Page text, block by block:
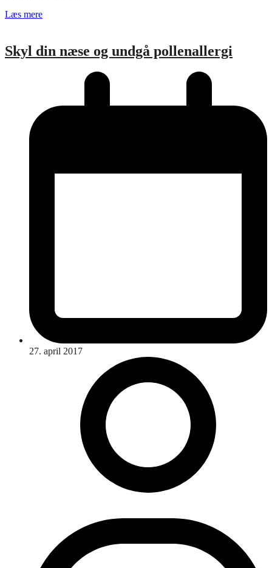
Læs mere
Skyl din næse og undgå pollenallergi
27. april 2017